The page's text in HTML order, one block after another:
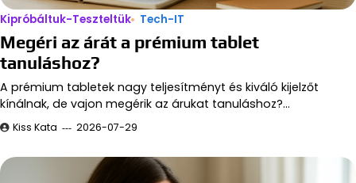
Kipróbáltuk-Teszteltük Tech-IT
Megéri az árát a prémium tablet
tanuláshoz?
A prémium tabletek nagy teljesítményt és kiváló kijelzőt
kínálnak, de vajon megérik az árukat tanuláshoz?…
Kiss Kata 2026-07-29